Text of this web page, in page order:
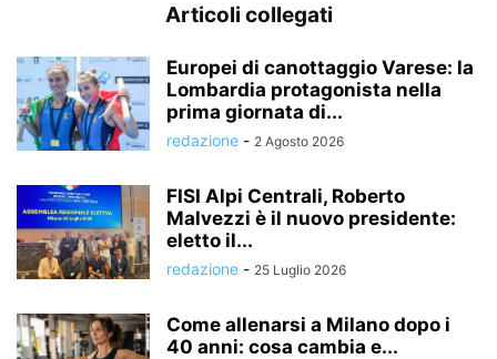
Articoli collegati
Europei di canottaggio Varese: la
Lombardia protagonista nella
prima giornata di...
redazione - 2 Agosto 2026
FISI Alpi Centrali, Roberto
Malvezzi è il nuovo presidente:
eletto il...
redazione - 25 Luglio 2026
Come allenarsi a Milano dopo i
40 anni: cosa cambia e...